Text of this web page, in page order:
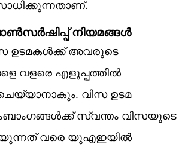
നിയമങ്ങള്‍
ഉടമകള്‍ക്ക് അവരുടെ
വളരെ എളുപ്പത്തില്‍
വിസ ഉടമ
സ്വന്തം വിസയുടെ
വരെ യുഎഇയില്‍